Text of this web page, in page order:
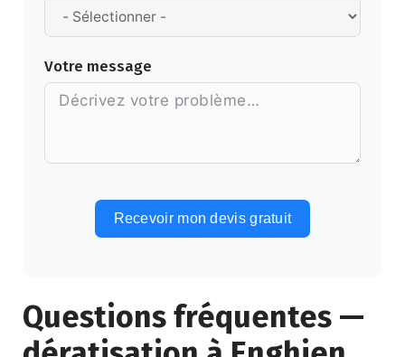
Votre message
Recevoir mon devis gratuit
Questions fréquentes —